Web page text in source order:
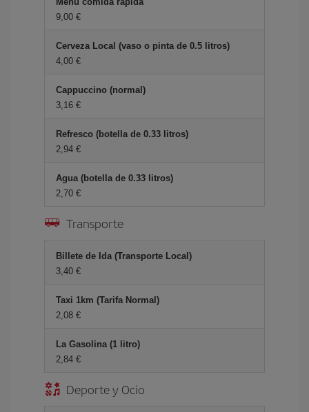
9,00 €
Cerveza Local (vaso o pinta de 0.5 litros)
4,00 €
Cappuccino (normal)
3,16 €
Refresco (botella de 0.33 litros)
2,94 €
Agua (botella de 0.33 litros)
2,70 €
Transporte
Billete de Ida (Transporte Local)
3,40 €
Taxi 1km (Tarifa Normal)
2,08 €
La Gasolina (1 litro)
2,84 €
Deporte y Ocio